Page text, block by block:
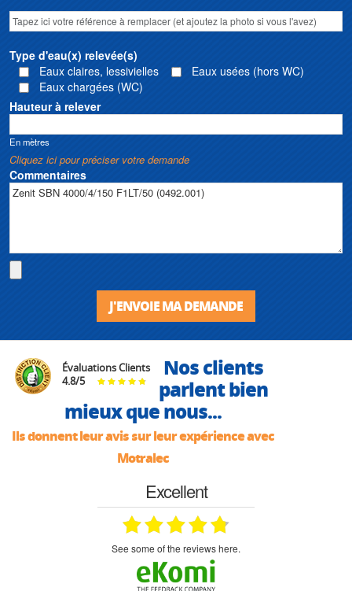
Type d'eau(x) relevée(s)
Eaux claires, lessivielles
Eaux usées (hors WC)
Eaux chargées (WC)
Hauteur à relever
En mètres
Cliquez ici pour préciser votre demande
Commentaires
J'ENVOIE MA DEMANDE
Évaluations Clients
4.8/5
Nos clients
parlent bien
mieux que nous...
Ils donnent leur avis sur leur expérience avec
Motralec
Excellent
see some of the reviews here.